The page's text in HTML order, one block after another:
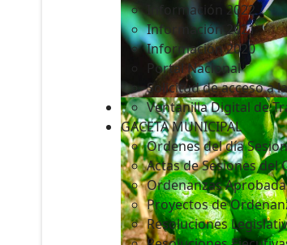
Información 2022
Información 2021
Información 2020
Portal Nacional
Solicitud de acceso a
Ventanilla Digital de
GACETA MUNICIPAL
Ordenes del día
Actas de Sesiones del
Ordenanzas
Proyectos de
Resoluciones